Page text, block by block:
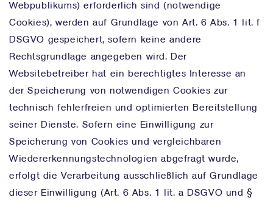
Webpublikums) erforderlich sind (notwendige
Cookies), werden auf Grundlage von Art. 6 Abs. 1 lit. f
DSGVO gespeichert, sofern keine andere
Rechtsgrundlage angegeben wird. Der
Websitebetreiber hat ein berechtigtes Interesse an
der Speicherung von notwendigen Cookies zur
technisch fehlerfreien und optimierten Bereitstellung
seiner Dienste. Sofern eine Einwilligung zur
Speicherung von Cookies und vergleichbaren
Wiedererkennungstechnologien abgefragt wurde,
erfolgt die Verarbeitung ausschließlich auf Grundlage
dieser Einwilligung (Art. 6 Abs. 1 lit. a DSGVO und §